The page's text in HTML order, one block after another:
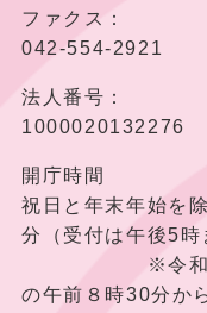
ファクス：
042-554-2921
法人番号：
1000020132276
開庁時間
祝日と年末年始を
分（受付は午後5時
※令和4年1月
の午前８時30分か